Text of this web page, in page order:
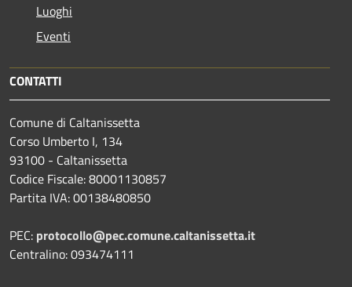
Luoghi
Eventi
CONTATTI
Comune di Caltanissetta
Corso Umberto I, 134
93100 - Caltanissetta
Codice Fiscale: 80001130857
Partita IVA: 00138480850
PEC: protocollo@pec.comune.caltanissetta.it
Centralino: 093474111